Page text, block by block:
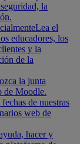
la
Lea el
educadores, los
y la
de la
la junta
de Moodle.
de nuestras
web de
hacer y